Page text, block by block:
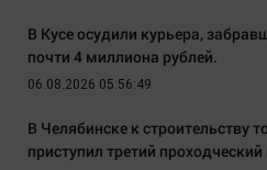
В Кусе осудили курьера,
почти 4 миллиона рублей.
06.08.2026 05:56:49
В Челябинске к строительству
приступил третий